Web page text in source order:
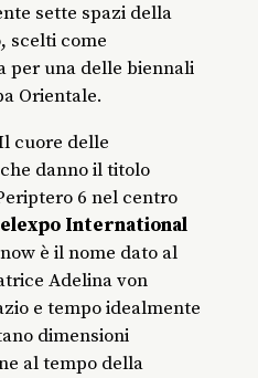
sette spazi della
scelti come
per una delle biennali
Orientale.
cuore delle
danno il titolo
6 nel centro
International
è il nome dato al
Adelina von
e tempo idealmente
dimensioni
al tempo della